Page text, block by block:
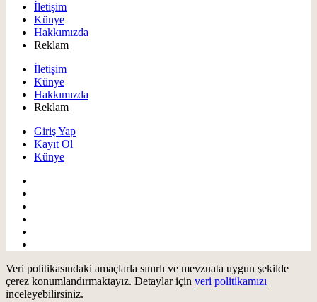
İletişim
Künye
Hakkımızda
Reklam
İletişim
Künye
Hakkımızda
Reklam
Giriş Yap
Kayıt Ol
Künye
Veri politikasındaki amaçlarla sınırlı ve mevzuata uygun şekilde
çerez konumlandırmaktayız. Detaylar için veri politikamızı
inceleyebilirsiniz.